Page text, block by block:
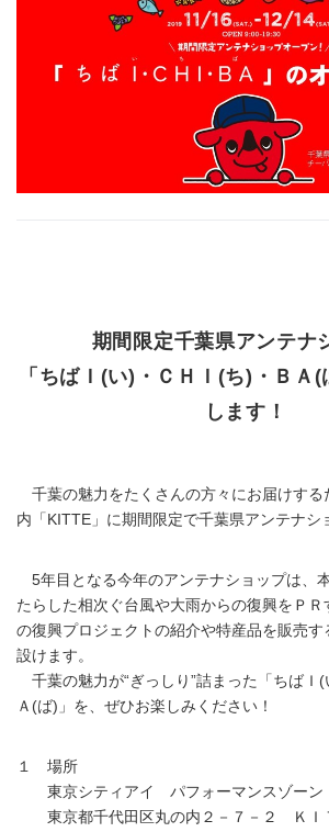
期間限定千葉県アンテナ
「ちばＩ(い)・ＣＨＩ(ち)・ＢＡ
します！
千葉の魅力をたくさんの方々にお届けする
内「KITTE」に期間限定で千葉県アンテナシ
5年目となる今年のアンテナショップは、
たらした相次ぐ台風や大雨からの復興をＰ
の復興プロジェクトの紹介や特産品を販売す
設けます。
千葉の魅力が“ぎっしり”詰まった「ちばＩ(
Ａ(ば)」を、ぜひお楽しみください！
１ 場所
東京シティアイ パフォーマンスゾーン
東京都千代田区丸の内２－７－２ ＫＩ